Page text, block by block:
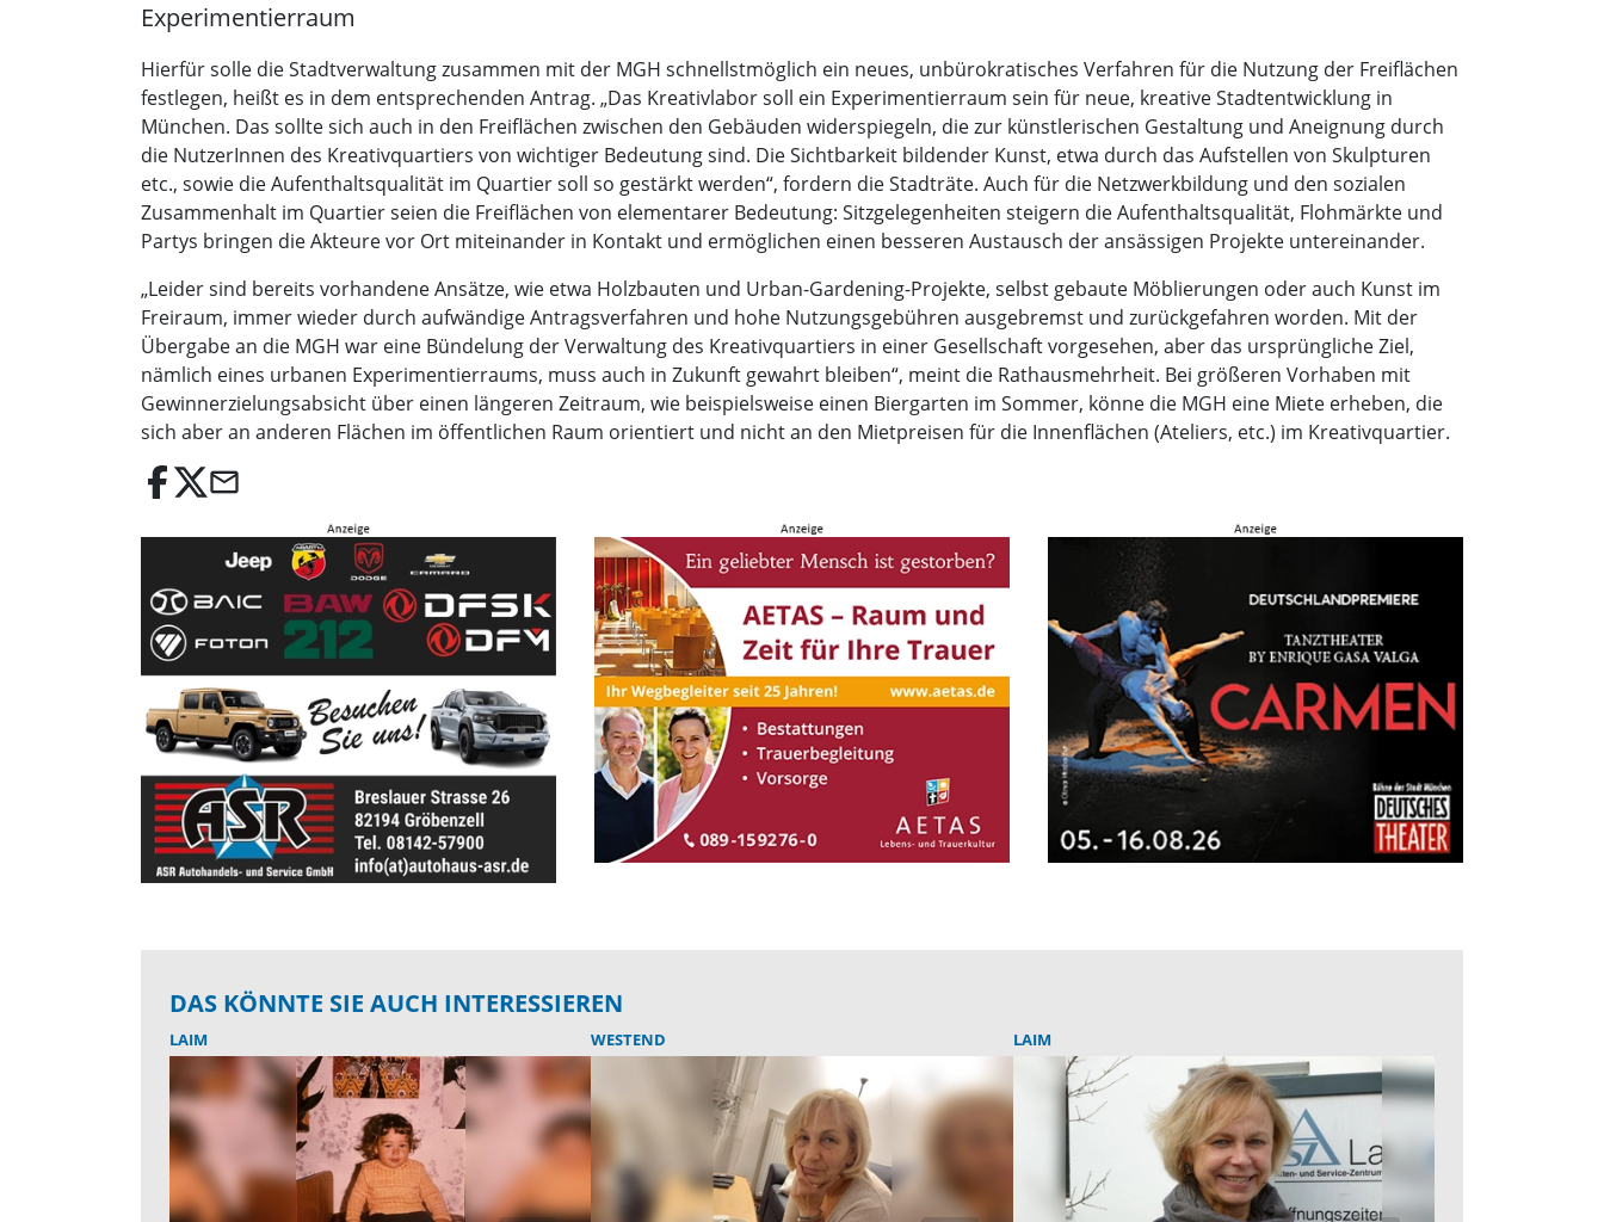
Experimentierraum
Hierfür solle die Stadtverwaltung zusammen mit der MGH schnellstmöglich ein neues, unbürokratisches Verfahren für die Nutzung der Freiflächen
festlegen, heißt es in dem entsprechenden Antrag. „Das Kreativlabor soll ein Experimentierraum sein für neue, kreative Stadtentwicklung in
München. Das sollte sich auch in den Freiflächen zwischen den Gebäuden widerspiegeln, die zur künstlerischen Gestaltung und Aneignung durch
die NutzerInnen des Kreativquartiers von wichtiger Bedeutung sind. Die Sichtbarkeit bildender Kunst, etwa durch das Aufstellen von Skulpturen
etc., sowie die Aufenthaltsqualität im Quartier soll so gestärkt werden“, fordern die Stadträte. Auch für die Netzwerkbildung und den sozialen
Zusammenhalt im Quartier seien die Freiflächen von elementarer Bedeutung: Sitzgelegenheiten steigern die Aufenthaltsqualität, Flohmärkte und
Partys bringen die Akteure vor Ort miteinander in Kontakt und ermöglichen einen besseren Austausch der ansässigen Projekte untereinander.
„Leider sind bereits vorhandene Ansätze, wie etwa Holzbauten und Urban-Gardening-Projekte, selbst gebaute Möblierungen oder auch Kunst im
Freiraum, immer wieder durch aufwändige Antragsverfahren und hohe Nutzungsgebühren ausgebremst und zurückgefahren worden. Mit der
Übergabe an die MGH war eine Bündelung der Verwaltung des Kreativquartiers in einer Gesellschaft vorgesehen, aber das ursprüngliche Ziel,
nämlich eines urbanen Experimentierraums, muss auch in Zukunft gewahrt bleiben“, meint die Rathausmehrheit. Bei größeren Vorhaben mit
Gewinnerzielungsabsicht über einen längeren Zeitraum, wie beispielsweise einen Biergarten im Sommer, könne die MGH eine Miete erheben, die
sich aber an anderen Flächen im öffentlichen Raum orientiert und nicht an den Mietpreisen für die Innenflächen (Ateliers, etc.) im Kreativquartier.
email
DAS KÖNNTE SIE AUCH INTERESSIEREN
LAIM WESTEND LAIM